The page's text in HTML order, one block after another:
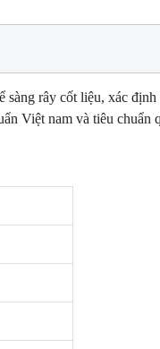
rây cốt liệu, xác
Việt nam và tiêu